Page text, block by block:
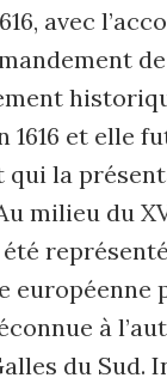
avec
1616 et elle
la
milieu du
européenne
à
du Sud.